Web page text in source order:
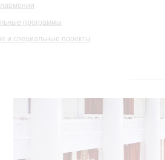
программы
и специальные проекты